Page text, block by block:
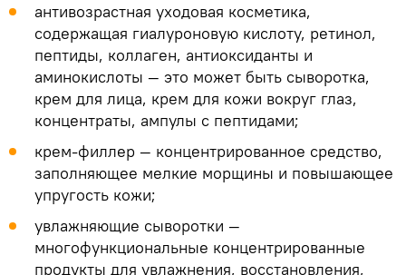
антивозрастная уходовая косметика,
содержащая гиалуроновую кислоту, ретинол,
пептиды, коллаген, антиоксиданты и
аминокислоты — это может быть сыворотка,
крем для лица, крем для кожи вокруг глаз,
концентраты, ампулы с пептидами;
крем-филлер — концентрированное средство,
заполняющее мелкие морщины и повышающее
упругость кожи;
увлажняющие сыворотки —
многофункциональные концентрированные
продукты для увлажнения, восстановления,